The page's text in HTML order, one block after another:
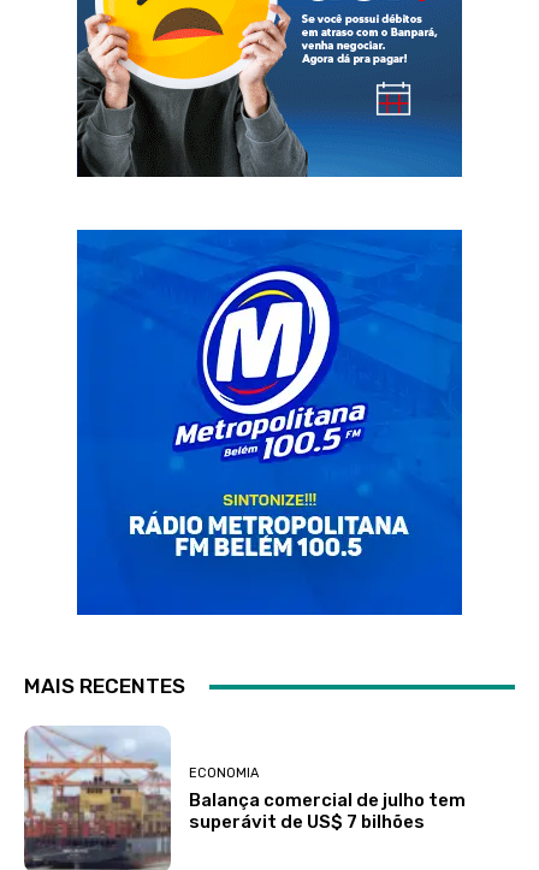
MAIS RECENTES
ECONOMIA
Balança comercial de julho tem
superávit de US$ 7 bilhões